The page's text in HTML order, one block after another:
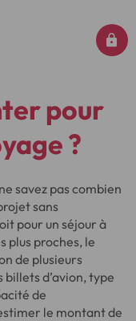
pour
?
savez pas combien
sans
pour un séjour à
plus proches, le
de plusieurs
d’avion, type
de
le montant de